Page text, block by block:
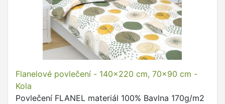
Flanelové povlečení - 140x220 cm, 70x90 cm -
Kola
Povlečení FLANEL materiál 100% Bavlna 170g/m2